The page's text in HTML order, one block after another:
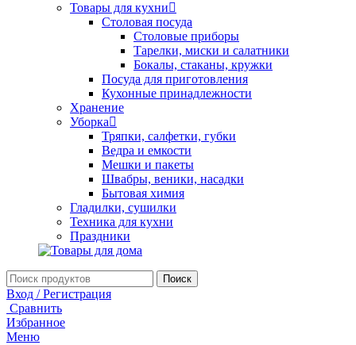
Товары для кухни
Столовая посуда
Столовые приборы
Тарелки, миски и салатники
Бокалы, стаканы, кружки
Посуда для приготовления
Кухонные принадлежности
Хранение
Уборка
Тряпки, салфетки, губки
Ведра и емкости
Мешки и пакеты
Швабры, веники, насадки
Бытовая химия
Гладилки, сушилки
Техника для кухни
Праздники
Поиск
Вход / Регистрация
Сравнить
Избранное
Меню